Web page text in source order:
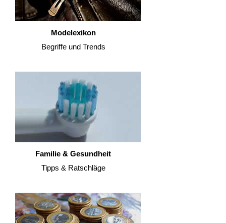
Modelexikon
Begriffe und Trends
Familie & Gesundheit
Tipps & Ratschläge